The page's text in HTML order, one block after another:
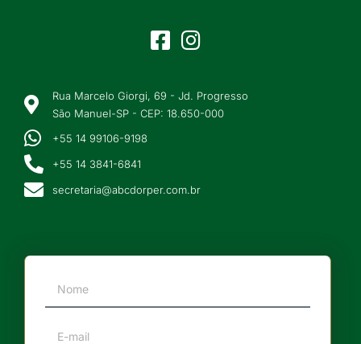
Rua Marcelo Giorgi, 69 - Jd. Progresso
São Manuel-SP - CEP: 18.650-000
+55 14 99106-9198
+55 14 3841-6841
secretaria@abcdorper.com.br